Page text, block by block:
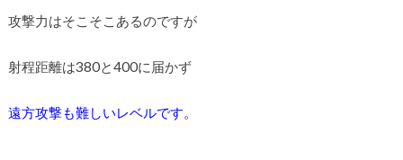
攻撃力はそこそこあるのですが
射程距離は380と400に届かず
遠方攻撃も難しいレベルです。